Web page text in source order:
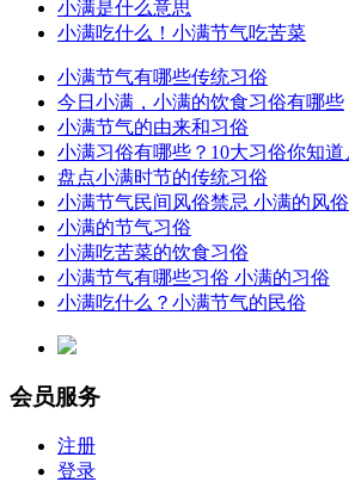
小满是什么意思
小满吃什么！小满节气吃苦菜
小满节气有哪些传统习俗
今日小满，小满的饮食习俗有哪些
小满节气的由来和习俗
小满习俗有哪些？10大习俗你知道
盘点小满时节的传统习俗
小满节气民间风俗禁忌 小满的风
小满的节气习俗
小满吃苦菜的饮食习俗
小满节气有哪些习俗 小满的习俗
小满吃什么？小满节气的民俗
会员服务
注册
登录